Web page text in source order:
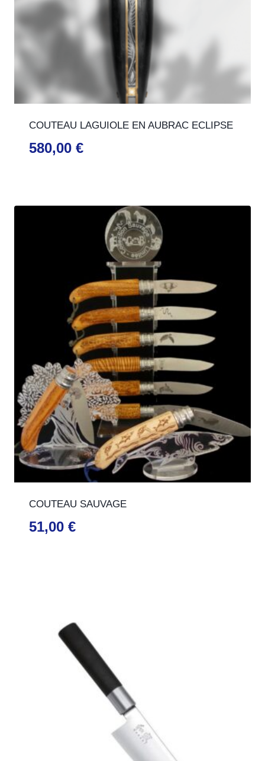
COUTEAU LAGUIOLE EN AUBRAC ECLIPSE
580,00 €
COUTEAU SAUVAGE
51,00 €